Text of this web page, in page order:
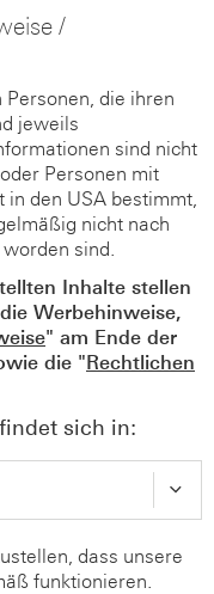
/
die ihren
jeweils
sind nicht
Personen mit
in den USA bestimmt,
nicht nach
sind.
Inhalte stellen
Werbehinweise,
" am Ende der
die "Rechtlichen
sich in:
dass unsere
funktionieren.